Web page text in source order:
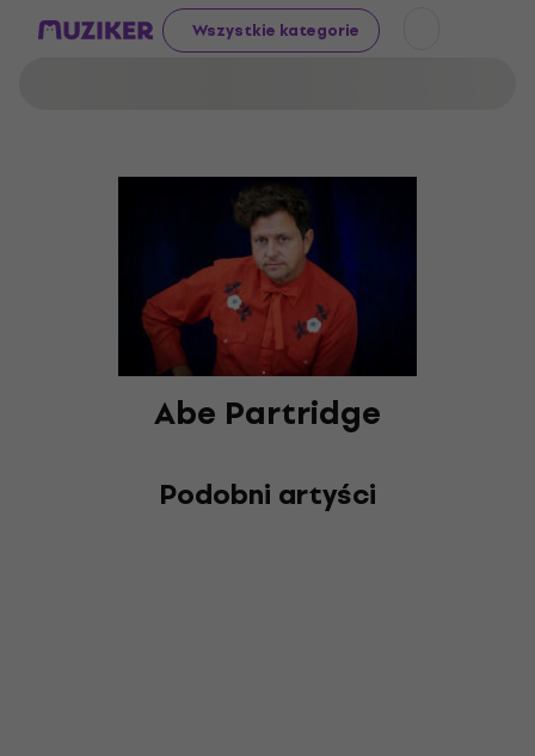
Wszystkie kategorie
Abe Partridge
Podobni artyści